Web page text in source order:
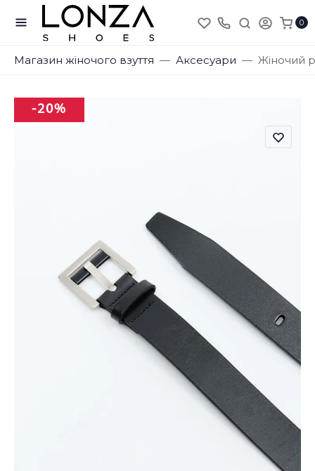
0
Магазин жіночого взуття Аксесуари Жіночий
-20%